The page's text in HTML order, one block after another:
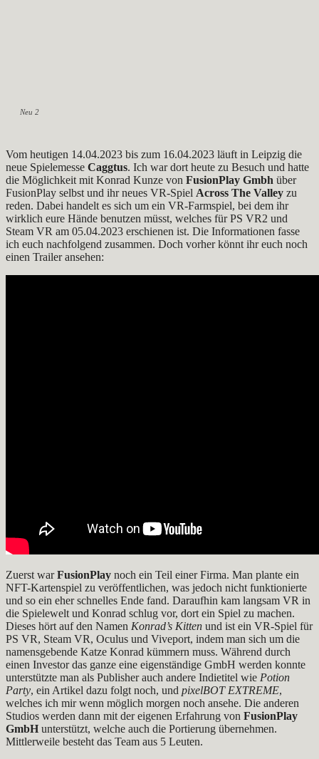
Neu 2
Vom heutigen 14.04.2023 bis zum 16.04.2023 läuft in Leipzig die
neue Spielemesse Caggtus. Ich war dort heute zu Besuch und hatte
die Möglichkeit mit Konrad Kunze von FusionPlay Gmbh über
FusionPlay selbst und ihr neues VR-Spiel Across The Valley zu
reden. Dabei handelt es sich um ein VR-Farmspiel, bei dem ihr
wirklich eure Hände benutzen müsst, welches für PS VR2 und
Steam VR am 05.04.2023 erschienen ist. Die Informationen fasse
ich euch nachfolgend zusammen. Doch vorher könnt ihr euch noch
einen Trailer ansehen:
Zuerst warFusionPlay noch ein Teil einer Firma. Man plante ein
NFT-Kartenspiel zu veröffentlichen, was jedoch nicht funktionierte
und so ein eher schnelles Ende fand. Daraufhin kam langsam VR in
die Spielewelt und Konrad schlug vor, dort ein Spiel zu machen.
Dieses hört auf den Namen Konrad’s Kitten und ist ein VR-Spiel für
PS VR, Steam VR, Oculus und Viveport, indem man sich um die
namensgebende Katze Konrad kümmern muss. Während durch
einen Investor das ganze eine eigenständige GmbH werden konnte
unterstützte man als Publisher auch andere Indietitel wie Potion
Party, ein Artikel dazu folgt noch, und pixelBOT EXTREME,
welches ich mir wenn möglich morgen noch ansehe. Die anderen
Studios werden dann mit der eigenen Erfahrung von FusionPlay
GmbH unterstützt, welche auch die Portierung übernehmen.
Mittlerweile besteht das Team aus 5 Leuten.